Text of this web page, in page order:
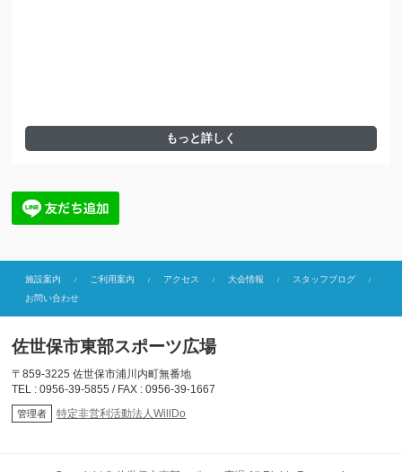
もっと詳しく
施設案内 ご利用案内 アクセス 大会情報
スタッフブログ
お問い合わせ
佐世保市東部スポーツ広場
〒859-3225 佐世保市浦川内町無番地
TEL : 0956-39-5855 / FAX : 0956-39-1667
管理者 特定非営利活動法人WillDo